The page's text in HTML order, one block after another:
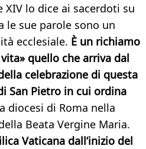
XIV lo dice ai sacerdoti su
le sue parole sono un
ecclesiale. È un richiamo
quello che arriva dal
celebrazione di questa
San Pietro in cui ordina
diocesi di Roma nella
Beata Vergine Maria.
Vaticana dall’inizio del